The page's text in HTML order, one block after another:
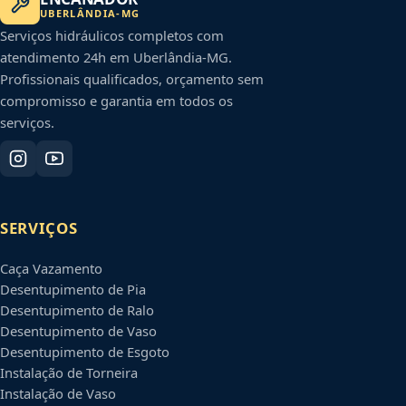
UBERLÂNDIA- MG
Serviços hidráulicos completos com
atendimento 24h em Uberlândia-MG.
Profissionais qualificados, orçamento sem
compromisso e garantia em todos os
serviços.
SERVIÇOS
Caça Vazamento
Desentupimento de Pia
Desentupimento de Ralo
Desentupimento de Vaso
Desentupimento de Esgoto
Instalação de Torneira
Instalação de Vaso